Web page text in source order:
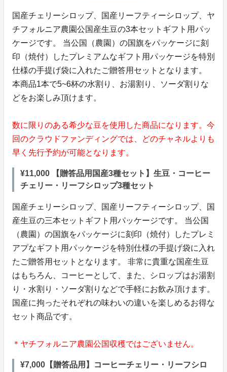
国産チェリーシロップ、国産リーフティーシロップ、ヤ
チフォルニア農園公国産生豆の3本セットギフト用パッ
ケージです。 当公国（農園）の国旗をパッケージに刻
印（焼付）したプレミアムなギフト用パッケージを特別
仕様の手提げ袋に入れたご贈答用セットとなります。
本商品1本で5~6杯の水割り、お湯割り、ソーダ割りな
どをお楽しみ頂けます。
数に限りのある希少な豆を使用した商品になります。今
回のクラウドファンディングでは、どのチャネルよりも
早く先行予約が可能となります。
¥11,000 【贈答品用国産3種セット】生豆・コーヒー
チェリー・リーフシロップ3種セット
国産チェリーシロップ、国産リーフティーシロップ、国
産生豆の三本セットギフト用パッケージです。 当公国
（農園）の国旗をパッケージに刻印（焼付）したプレミ
アプなギフト用パッケージを特別仕様の手提げ袋に入れ
たご贈答用セットとなります。 非常に貴重な国産生豆
はもちろん、コーヒーとして、また、シロップはお湯割
り・水割り・ソーダ割りなどで手軽にお飲み頂けます。
国産に拘ったそれぞれの味わいの違いを楽しめるお得な
セット商品です。
＊ヤチフォルニア農園公国収穫ではございません。
¥7,000【贈答品用】コーヒーチェリー・リーフシロ